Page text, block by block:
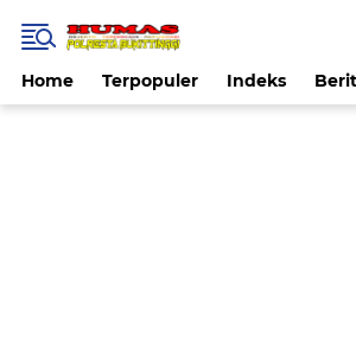
Home Terpopuler Indeks